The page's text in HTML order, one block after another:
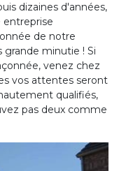
dizaines d'années,
entreprise
de notre
grande minutie ! Si
venez chez
vos attentes seront
qualifiés,
pas deux comme